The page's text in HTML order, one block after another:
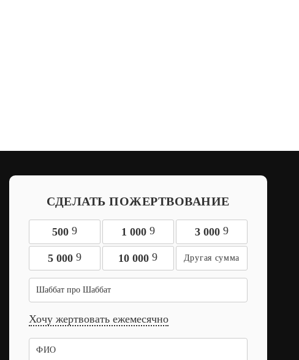
СДЕЛАТЬ ПОЖЕРТВОВАНИЕ
500 9 1 000 9 3 000 9
5 000 9 10 0009
Шаббат про Шаббат
Хочу жертвовать ежемесячно